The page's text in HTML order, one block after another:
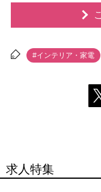
#インテリア・家電
求人特集